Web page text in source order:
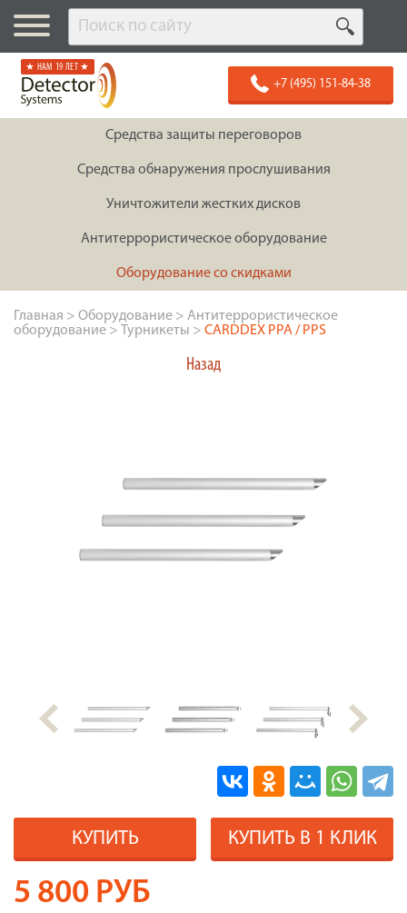
★ НАМ 19 ЛЕТ ★
+7 (495) 151-84-38
Средства защиты переговоров
Средства обнаружения прослушивания
Уничтожители жестких дисков
Антитеррористическое оборудование
Оборудование со скидками
Главная > Оборудование > Антитеррористическое
оборудование > Турникеты > CARDDEX PPA / PPS
Назад
КУПИТЬ КУПИТЬ В 1 КЛИК
5 800 РУБ